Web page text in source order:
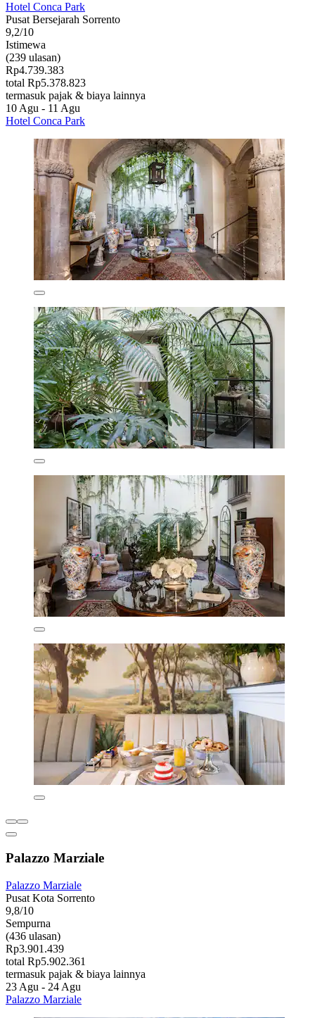
Hotel Conca Park
Pusat Bersejarah Sorrento
9,2/10
Istimewa
(239 ulasan)
Rp4.739.383
total Rp5.378.823
termasuk pajak & biaya lainnya
10 Agu - 11 Agu
Hotel Conca Park
Palazzo Marziale
Palazzo Marziale
Pusat Kota Sorrento
9,8/10
Sempurna
(436 ulasan)
Rp3.901.439
total Rp5.902.361
termasuk pajak & biaya lainnya
23 Agu - 24 Agu
Palazzo Marziale